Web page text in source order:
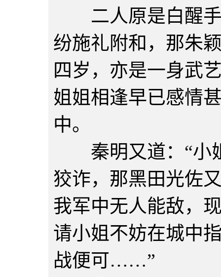
二人原是白醒手
纷施礼附和，那朱
四岁，亦是一身武
姐姐相逢早已感情
中。
秦明又道：“小
狡诈，那黑田光佐
我军中无人能敌
请小姐不妨在城中
战便可……”